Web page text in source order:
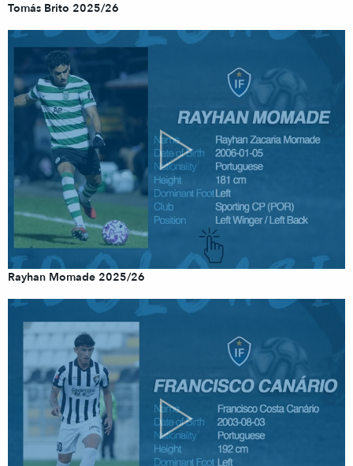
Tomás Brito 2025/26
Rayhan Momade 2025/26